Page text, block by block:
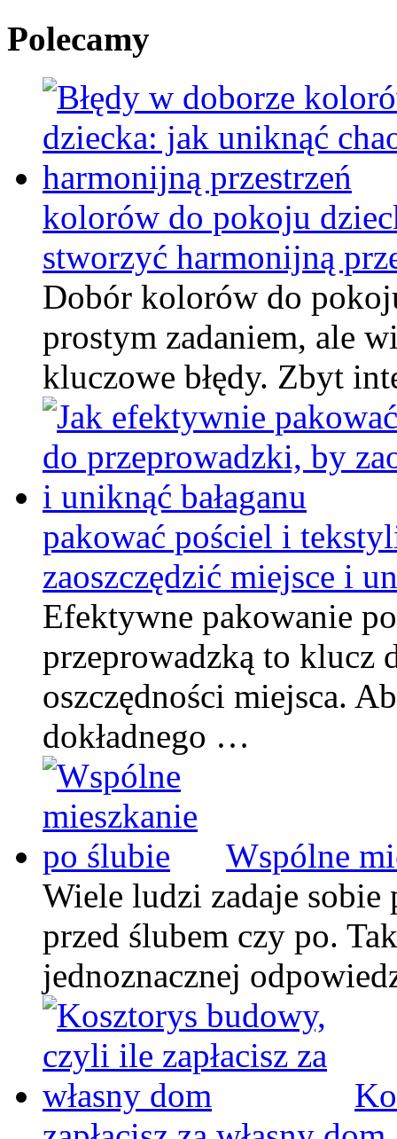
Polecamy
kolorów do pokoju
stworzyć harmonijną
Dobór kolorów do
prostym zadaniem, ale
kluczowe błędy. Zbyt
pakować pościel i
zaoszczędzić miejsce i
Efektywne pakowanie
przeprowadzką to klucz
oszczędności miejsca.
dokładnego …
Wspólne
Wiele ludzi zadaje sobie
przed ślubem czy po.
jednoznacznej